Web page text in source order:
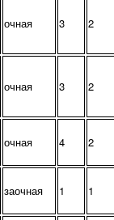
очная 3 2
очная 3 2
очная 4 2
заочная 1 1